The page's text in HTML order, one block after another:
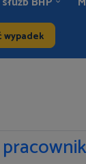
wypadek